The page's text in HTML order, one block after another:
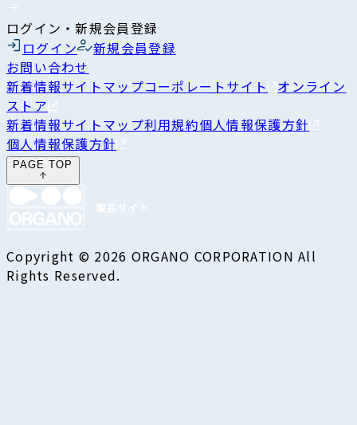
ログイン・新規会員登録
ログイン
新規会員登録
お問い合わせ
新着情報サイトマップコーポレートサイト オンライン
ストア
新着情報サイトマップ利用規約個人情報保護方針
個人情報保護方針
PAGE TOP
Copyright © 2026 ORGANO CORPORATION All
Rights Reserved.